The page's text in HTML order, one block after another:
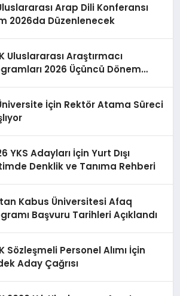
Arap Dili Konferansı
2026da Düzenlenecek
Uluslararası Araştırmacı
2026 Üçüncü Dönem
İçin Rektör Atama Süreci
YKS Adayları İçin Yurt Dışı
Denklik ve Tanıma Rehberi
Kabus Üniversitesi Afaq
Başvuru Tarihleri Açıklandı
Sözleşmeli Personel Alımı İçin
Aday Çağrısı